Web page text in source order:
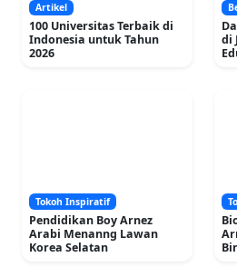
Artikel
100 Universitas Terbaik di
Indonesia untuk Tahun
2026
di
Tokoh Inspiratif
Pendidikan Boy Arnez
Arabi Menanng Lawan
Korea Selatan